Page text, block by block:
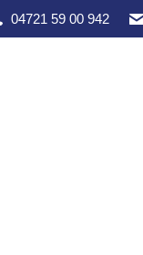
04721 59 00 942
Events